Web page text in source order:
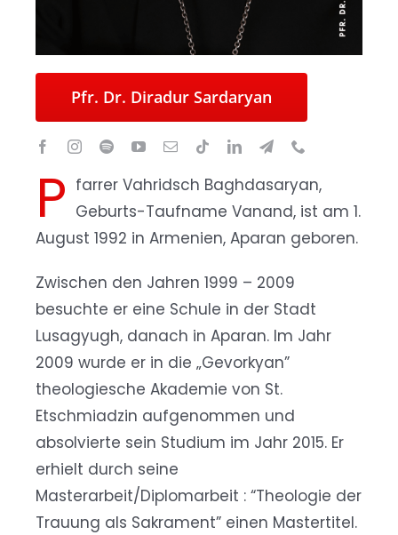
Pfr. Dr. Diradur Sardaryan
P farrer Vahridsch Baghdasaryan,
Geburts-Taufname Vanand, ist am 1.
August 1992 in Armenien, Aparan geboren.
Zwischen den Jahren 1999 – 2009
besuchte er eine Schule in der Stadt
Lusagyugh, danach in Aparan. Im Jahr
2009 wurde er in die „Gevorkyan”
theologiesche Akademie von St.
Etschmiadzin aufgenommen und
absolvierte sein Studium im Jahr 2015. Er
erhielt durch seine
Masterarbeit/Diplomarbeit : “Theologie der
Trauung als Sakrament” einen Mastertitel.